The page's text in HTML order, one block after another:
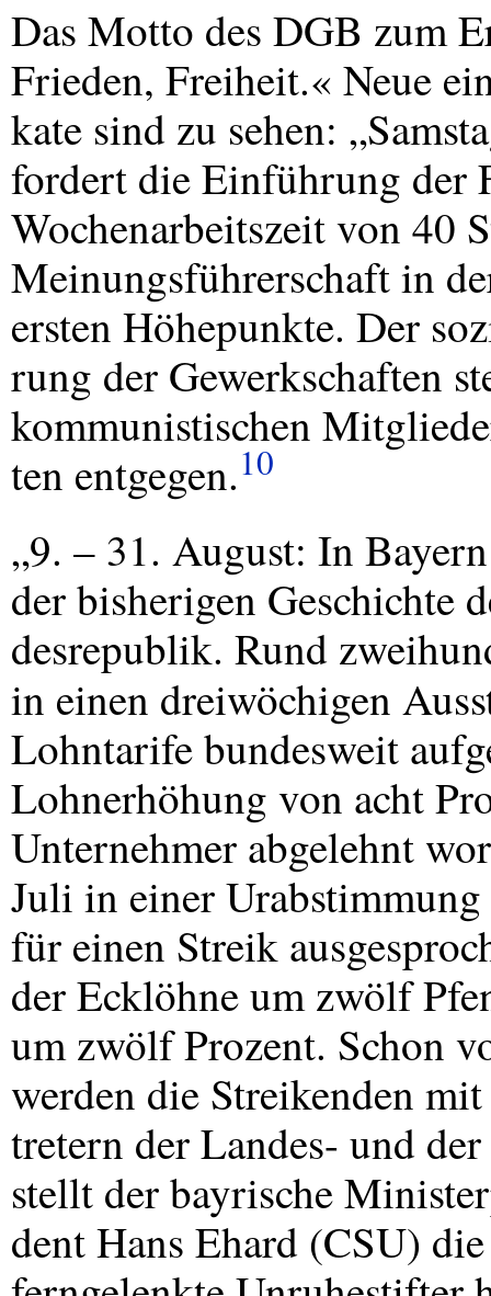
Das Motto des DGB zum
Frieden, Freiheit.« Neue
kate sind zu sehen:
fordert die Einführung der
Wochenarbeitszeit von 40
Meinungsführerschaft in
ersten Höhepunkte. Der
rung der Gewerkschaften
kommunistischen
ten entgegen.10
„9. – 31. August: In
der bisherigen Geschichte
desrepublik. Rund
in einen dreiwöchigen
Lohntarife bundesweit
Lohnerhöhung von acht
Unternehmer abgelehnt
Juli in einer
für einen Streik
der Ecklöhne um zwölf
um zwölf Prozent. Schon
werden die Streikenden
tretern der Landes- und
stellt der bayrische
dent Hans Ehard (CSU)